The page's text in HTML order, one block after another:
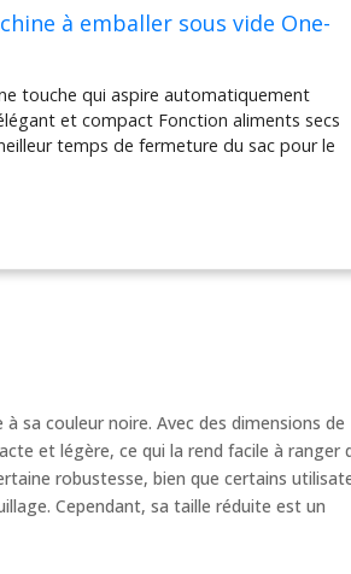
à emballer sous vide One-
touche qui aspire automatiquement
et compact Fonction aliments secs
temps de fermeture du sac pour le
un joint hermétique pour éviter les
congélateur Bande d'étanchéité extra
de 21,8 cm. Rouleau de 22 cm x 6
sa couleur noire. Avec des dimensions de
et légère, ce qui la rend facile à ranger
robustesse, bien que certains
Cependant, sa taille réduite est un